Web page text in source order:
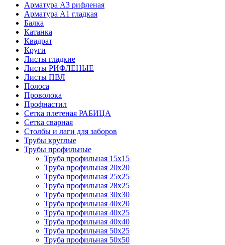
Арматура А3 рифленая
Арматура А1 гладкая
Балка
Катанка
Квадрат
Круги
Листы гладкие
Листы РИФЛЕНЫЕ
Листы ПВЛ
Полоса
Проволока
Профнастил
Сетка плетеная РАБИЦА
Сетка сварная
Столбы и лаги для заборов
Трубы круглые
Трубы профильные
Труба профильная 15х15
Труба профильная 20х20
Труба профильная 25х25
Труба профильная 28х25
Труба профильная 30х30
Труба профильная 40х20
Труба профильная 40х25
Труба профильная 40х40
Труба профильная 50х25
Труба профильная 50х50